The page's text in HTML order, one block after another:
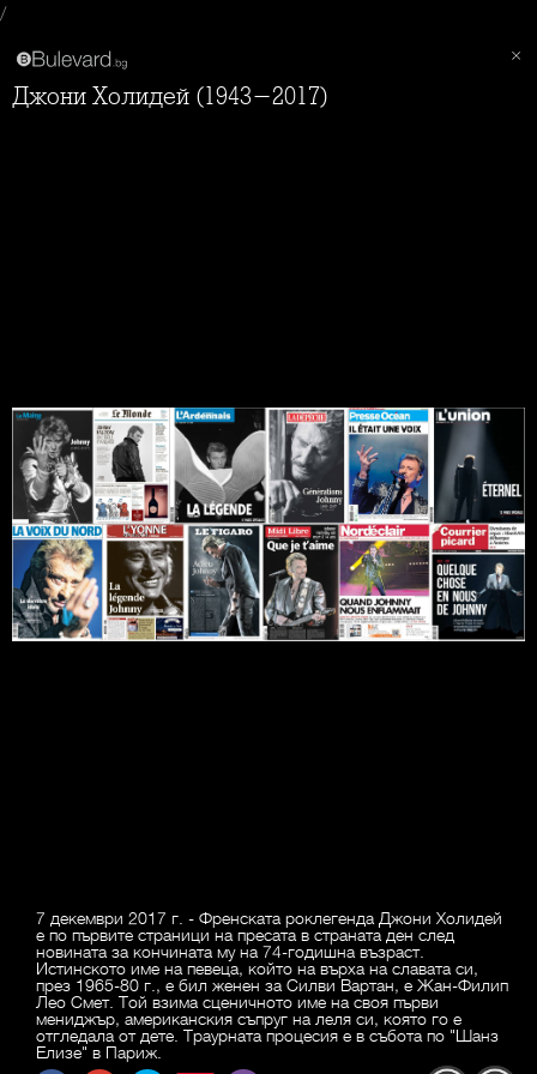
/
Джони Холидей (1943-2017)
7 декември 2017 г. - Френската роклегенда Джони Холидей
е по първите страници на пресата в страната ден след
новината за кончината му на 74-годишна възраст.
Истинското име на певеца, който на върха на славата си,
през 1965-80 г., е бил женен за Силви Вартан, е Жан-Филип
Лео Смет. Той взима сценичното име на своя първи
мениджър, американския съпруг на леля си, която го е
отгледала от дете. Траурната процесия е в събота по "Шанз
Елизе" в Париж.